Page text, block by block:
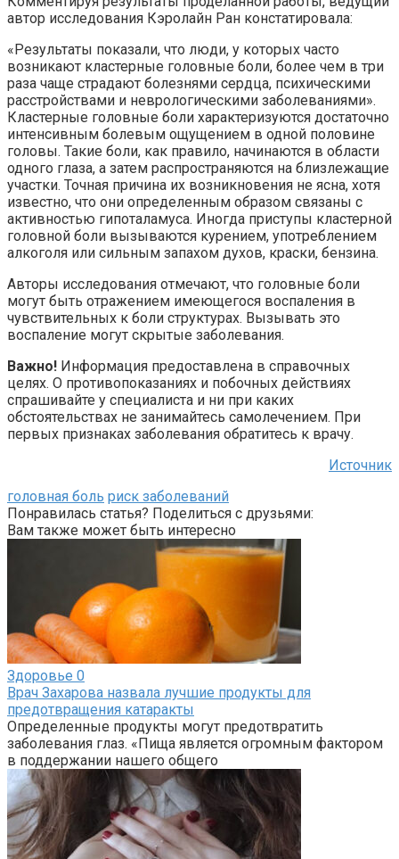
автор исследования Кэролайн Ран констатировала:
«Результаты показали, что люди, у которых часто
возникают кластерные головные боли, более чем в три
раза чаще страдают болезнями сердца, психическими
расстройствами и неврологическими заболеваниями».
Кластерные головные боли характеризуются достаточно
интенсивным болевым ощущением в одной половине
головы. Такие боли, как правило, начинаются в области
одного глаза, а затем распространяются на близлежащие
участки. Точная причина их возникновения не ясна, хотя
известно, что они определенным образом связаны с
активностью гипоталамуса. Иногда приступы кластерной
головной боли вызываются курением, употреблением
алкоголя или сильным запахом духов, краски, бензина.
Авторы исследования отмечают, что головные боли
могут быть отражением имеющегося воспаления в
чувствительных к боли структурах. Вызывать это
воспаление могут скрытые заболевания.
Важно! Информация предоставлена в справочных
целях. О противопоказаниях и побочных действиях
спрашивайте у специалиста и ни при каких
обстоятельствах не занимайтесь самолечением. При
первых признаках заболевания обратитесь к врачу.
Источник
головная боль риск заболеваний
Понравилась статья? Поделиться с друзьями:
Вам также может быть интересно
Здоровье 0
Врач Захарова назвала лучшие продукты для
предотвращения катаракты
Определенные продукты могут предотвратить
заболевания глаз. «Пища является огромным фактором
в поддержании нашего общего